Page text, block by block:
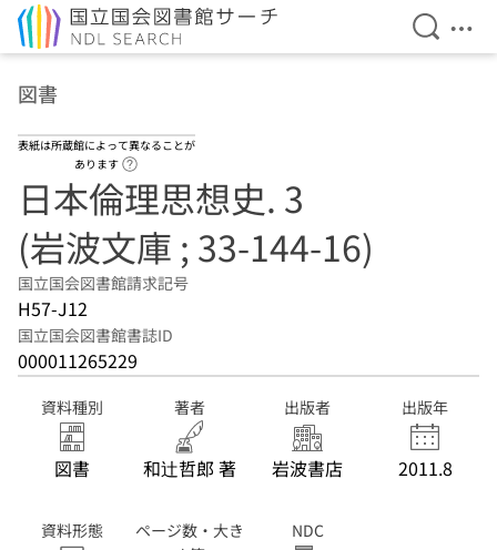
検索を
メ
図書
表紙は所蔵館によって異なることが
あります
日本倫理思想史. 3
(岩波文庫 ; 33-144-16)
国立国会図書館請求記号
H57-J12
国立国会図書館書誌ID
000011265229
資料種別
図書
著者
和辻哲郎 著
出版者
岩波書店
出版年
2011.8
資料形態
ページ数・大き
NDC